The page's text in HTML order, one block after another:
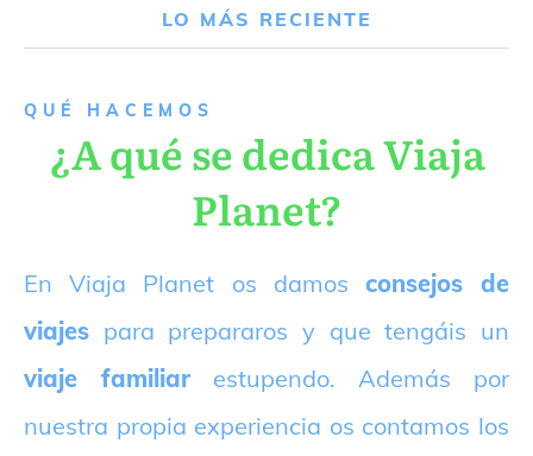
LO MÁS RECIENTE
QUÉ HACEMOS
¿A qué se dedica Viaja
Planet?
En Viaja Planet os damos consejos de
viajes para prepararos y que tengáis un
viaje familiarestupendo. Además por
nuestra propia experiencia os contamos los